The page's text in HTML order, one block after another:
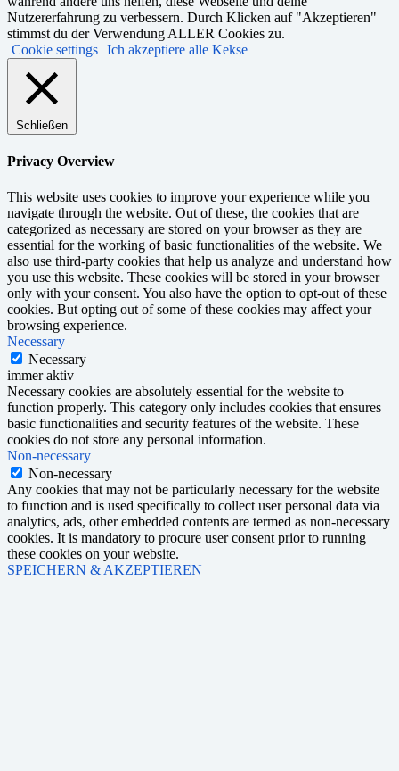
Nutzererfahrung zu verbessern. Durch Klicken auf "Akzeptieren"
stimmst du der Verwendung ALLER Cookies zu.
Cookie settings Ich akzeptiere alle Kekse
Schließen
Privacy Overview
This website uses cookies to improve your experience while you
navigate through the website. Out of these, the cookies that are
categorized as necessary are stored on your browser as they are
essential for the working of basic functionalities of the website. We
also use third-party cookies that help us analyze and understand how
you use this website. These cookies will be stored in your browser
only with your consent. You also have the option to opt-out of these
cookies. But opting out of some of these cookies may affect your
browsing experience.
Necessary
Necessary
immer aktiv
Necessary cookies are absolutely essential for the website to
function properly. This category only includes cookies that ensures
basic functionalities and security features of the website. These
cookies do not store any personal information.
Non-necessary
Non-necessary
Any cookies that may not be particularly necessary for the website
to function and is used specifically to collect user personal data via
analytics, ads, other embedded contents are termed as non-necessary
cookies. It is mandatory to procure user consent prior to running
these cookies on your website.
SPEICHERN & AKZEPTIEREN